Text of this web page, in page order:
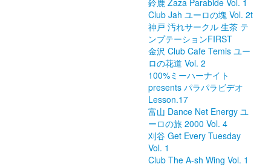
鈴鹿 Zaza Parabide Vol. 1
Club Jah ユーロの塊 Vol. 2t
神戸 汚れサークル 生茶 テ
ンプテーションFIRST
金沢 Club Cafe Temis ユー
ロの花道 Vol. 2
100%ミーハーナイト
presents パラパラビデオ
Lesson.17
富山 Dance Net Energy ユ
ーロの旅 2000 Vol. 4
刈谷 Get Every Tuesday
Vol. 1
Club The A-sh Wing Vol. 1